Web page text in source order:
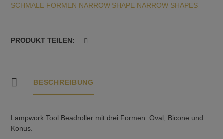
-
lang
SCHMALE FORMEN NARROW SHAPE NARROW SHAPES
PRODUKT TEILEN:
BESCHREIBUNG
Lampwork Tool Beadroller mit drei Formen: Oval, Bicone und
Konus.